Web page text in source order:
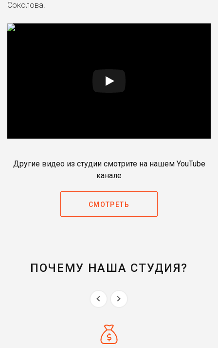
Соколова.
Другие видео из студии смотрите на нашем YouTube
канале
СМОТРЕТЬ
ПОЧЕМУ НАША СТУДИЯ?